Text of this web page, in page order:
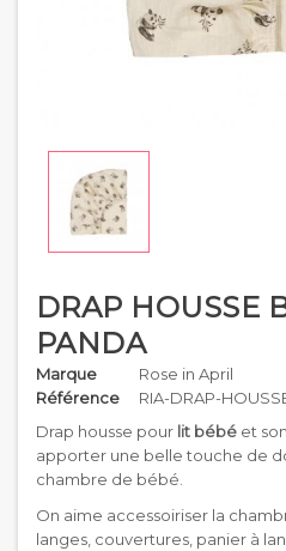
DRAP HOUSSE
PANDA
Marque
Rose in April
Référence
RIA-DRAP-
Drap housse pour lit bébé et
apporter une belle touche de
chambre de bébé.
On aime accessoiriser la
langes, couvertures, panier à